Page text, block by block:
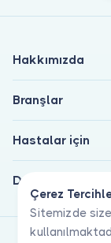
Çerez
Sitemizde
Hakkımızda
Branşlar
Hastalar için
Doktorlar için